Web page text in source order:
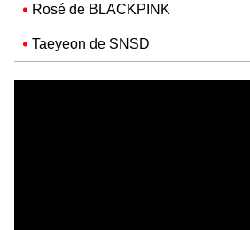
Rosé de BLACKPINK
Taeyeon de SNSD